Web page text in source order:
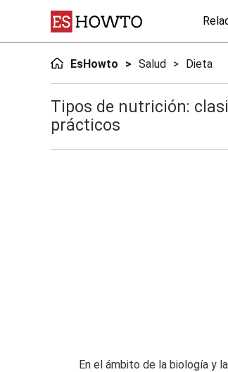
EsHowto Salud Dieta
Tipos de nutrición:
prácticos
En el ámbito de la biología y